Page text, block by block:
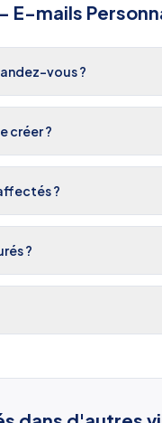
E-mails
vous ?
créer ?
?
?